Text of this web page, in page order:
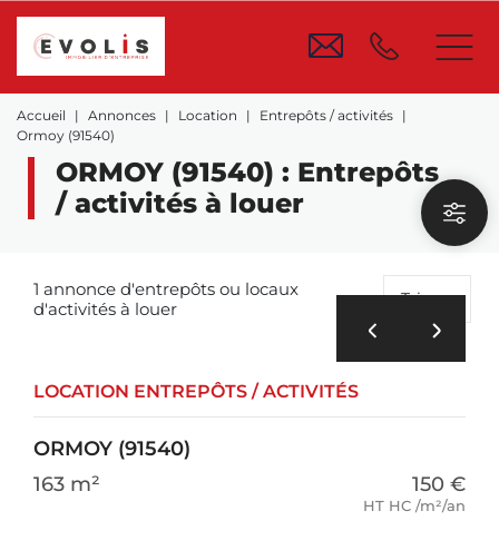
Accueil Annonces Location
Entrepôts / activités
Ormoy (91540)
ORMOY (91540) : Entrepôts
/ activités à louer
1 annonce d'entrepôts ou locaux
d'activités à louer
Trier
LOCATION ENTREPÔTS / ACTIVITÉS
ORMOY (91540)
163 m²
150 €
HT HC /m²/an